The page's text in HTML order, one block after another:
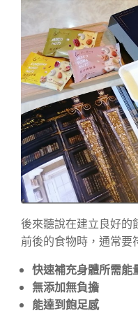
後來聽說在建立良好的
前後的食物時，通常要
快速補充身體所需能
無添加無負擔
能達到飽足感